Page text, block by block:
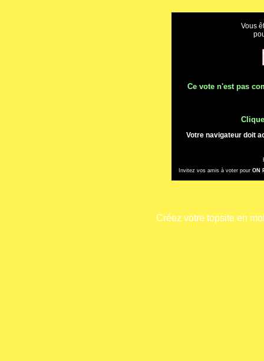
Vous
Ce vote n'est pas
Votre navigateur doit
Invitez vos amis à voter pour ON
Créez votre topsite en